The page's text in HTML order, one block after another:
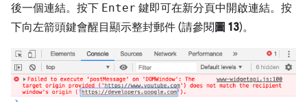
後一個連結。按下 Enter 鍵即可在新分頁中開啟連結。按
下向左箭頭鍵會醒目顯示整封郵件 (請參閱 圖 13)。